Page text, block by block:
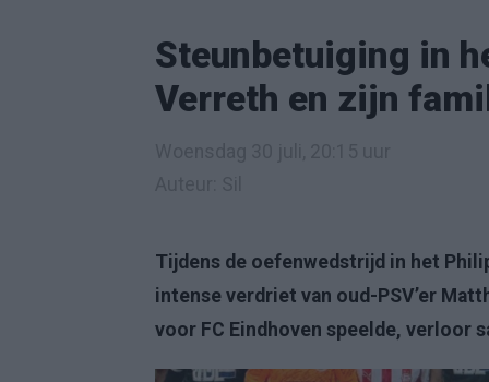
Steunbetuiging in
Verreth en zijn
Tijdens de oefenwedstrijd in het
intense verdriet van oud-PSV’er
voor FC Eindhoven speelde, verloor